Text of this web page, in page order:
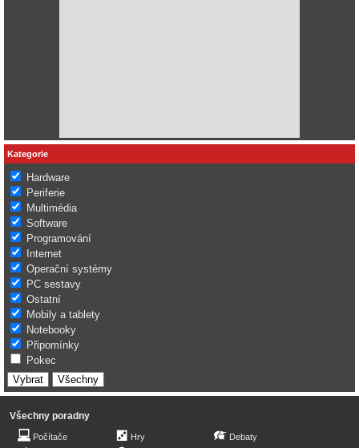
Kategorie
Hardware
Periferie
Multimédia
Software
Programování
Internet
Operační systémy
PC sestavy
Ostatní
Mobily a tablety
Notebooky
Připomínky
Pokec
Všechny poradny
Počítače Hry Debaty